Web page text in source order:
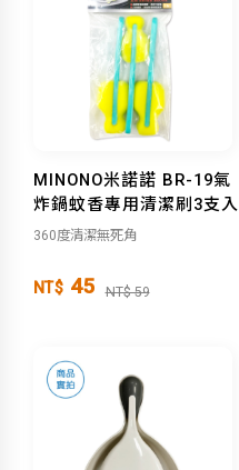
MINONO米諾諾 BR-19氣
炸鍋蚊香專用清潔刷3支入
360度清潔無死角
NT$ 45 NT$ 59